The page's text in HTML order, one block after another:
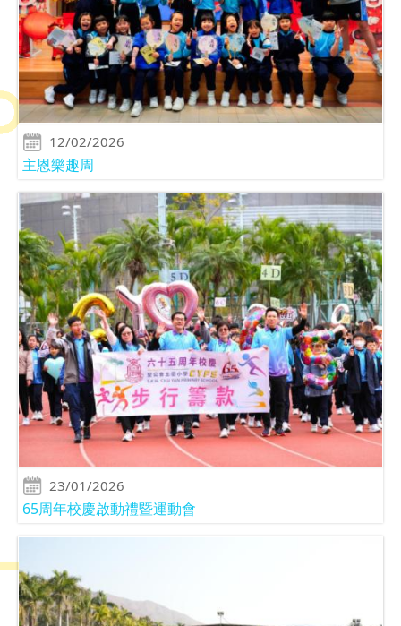
12/02/2026
主恩樂趣周
23/01/2026
65周年校慶啟動禮暨運動會